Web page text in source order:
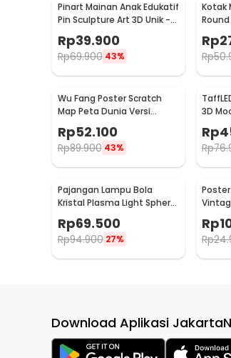
Pinart Mainan Anak Edukatif
Pin Sculpture Art 3D Unik -
FD-P3
Rp39.900
Rp69.900 43%
Kotak
Y02
Rp
Rp
Wu Fang Poster Scratch
Map Peta Dunia Versi
Rp52.100
Rp89.900 43%
3D
Rp
Rp
Pajangan Lampu Bola
Kristal Plasma Light Sphere
- ZC211700
Rp69.500
Rp94.900 27%
Rp
Rp
Download Aplikasi